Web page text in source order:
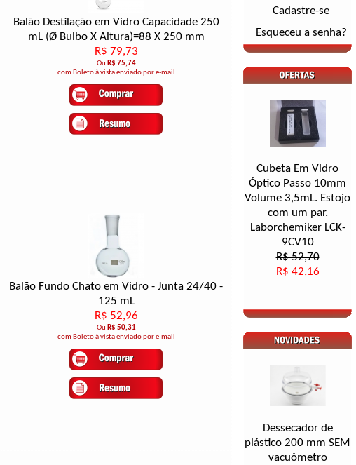
Balão Destilação em Vidro Capacidade 250
mL (Ø Bulbo X Altura)=88 X 250 mm
R$ 79,73
Ou R$ 75,74
com Boleto à vista enviado por e-mail
Balão Fundo Chato em Vidro - Junta 24/40 -
125 mL
R$ 52,96
Ou R$ 50,31
com Boleto à vista enviado por e-mail
Cadastre-se
Esqueceu a senha?
Cubeta Em Vidro
Óptico Passo 10mm
Volume 3,5mL. Estojo
com um par.
Laborchemiker LCK-
9CV10
R$ 52,70
R$ 42,16
Dessecador de
plástico 200 mm SEM
vacuômetro